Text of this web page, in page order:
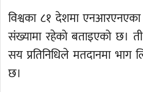
विश्वका ८१ देशमा
संख्यामा रहेको बताइएको छ।
सय प्रतिनिधिले मतदानमा भाग
छ।